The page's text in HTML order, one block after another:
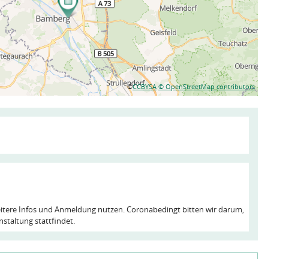
©CCBYSA © OpenStreetMap contributors
Infos und Anmeldung nutzen. Coronabedingt bitten wir darum,
stattfindet.